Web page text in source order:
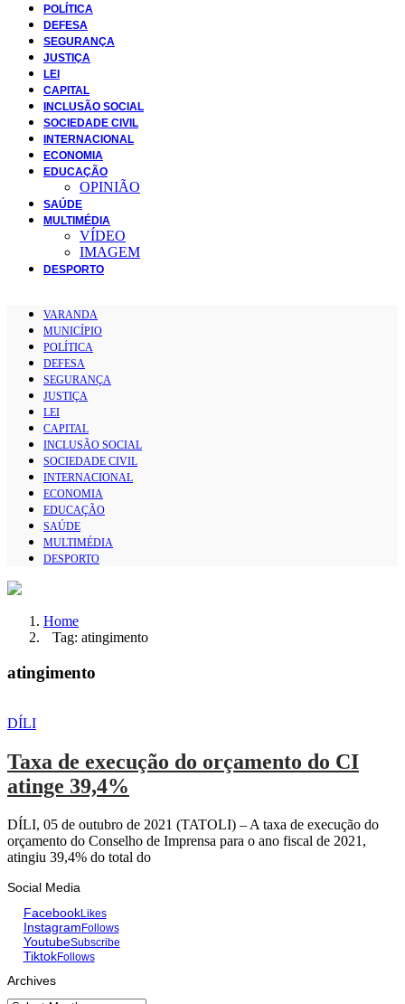
POLÍTICA
DEFESA
SEGURANÇA
JUSTIÇA
LEI
CAPITAL
INCLUSÃO SOCIAL
SOCIEDADE CIVIL
INTERNACIONAL
ECONOMIA
EDUCAÇÃO
OPINIÃO
SAÚDE
MULTIMÉDIA
VÍDEO
IMAGEM
DESPORTO
VARANDA
MUNICÍPIO
POLÍTICA
DEFESA
SEGURANÇA
JUSTIÇA
LEI
CAPITAL
INCLUSÃO SOCIAL
SOCIEDADE CIVIL
INTERNACIONAL
ECONOMIA
EDUCAÇÃO
SAÚDE
MULTIMÉDIA
DESPORTO
Home
Tag: atingimento
atingimento
DÍLI
Taxa de execução do orçamento do CI
atinge 39,4%
DÍLI, 05 de outubro de 2021 (TATOLI) – A taxa de execução do
orçamento do Conselho de Imprensa para o ano fiscal de 2021,
atingiu 39,4% do total do
Social Media
FacebookLikes
InstagramFollows
YoutubeSubscribe
TiktokFollows
Archives